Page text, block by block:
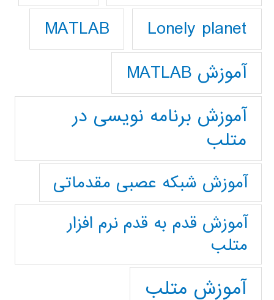
Lonely planet
MATLAB
آموزش MATLAB
آموزش برنامه نویسی در
متلب
آموزش شبکه عصبی مقدماتی
آموزش قدم به قدم نرم افزار
متلب
آموزش متلب